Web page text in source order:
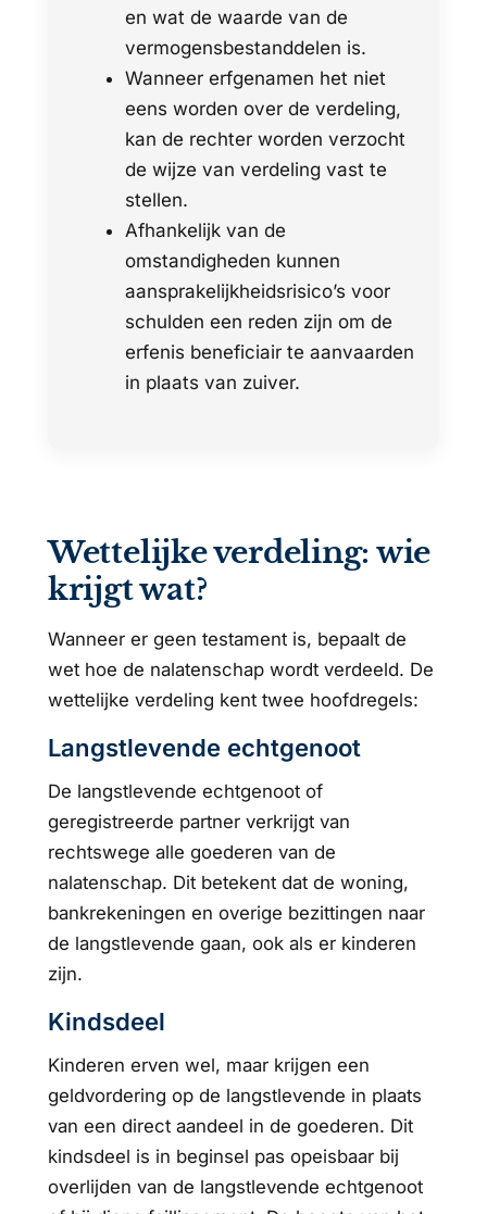
en wat de waarde van de
vermogensbestanddelen is.
Wanneer erfgenamen het niet
eens worden over de verdeling,
kan de rechter worden verzocht
de wijze van verdeling vast te
stellen.
Afhankelijk van de
omstandigheden kunnen
aansprakelijkheidsrisico’s voor
schulden een reden zijn om de
erfenis beneficiair te aanvaarden
in plaats van zuiver.
Wettelijke verdeling: wie
krijgt wat?
Wanneer er geen testament is, bepaalt de
wet hoe de nalatenschap wordt verdeeld. De
wettelijke verdeling kent twee hoofdregels:
Langstlevende echtgenoot
De langstlevende echtgenoot of
geregistreerde partner verkrijgt van
rechtswege alle goederen van de
nalatenschap. Dit betekent dat de woning,
bankrekeningen en overige bezittingen naar
de langstlevende gaan, ook als er kinderen
zijn.
Kindsdeel
Kinderen erven wel, maar krijgen een
geldvordering op de langstlevende in plaats
van een direct aandeel in de goederen. Dit
kindsdeel is in beginsel pas opeisbaar bij
overlijden van de langstlevende echtgenoot